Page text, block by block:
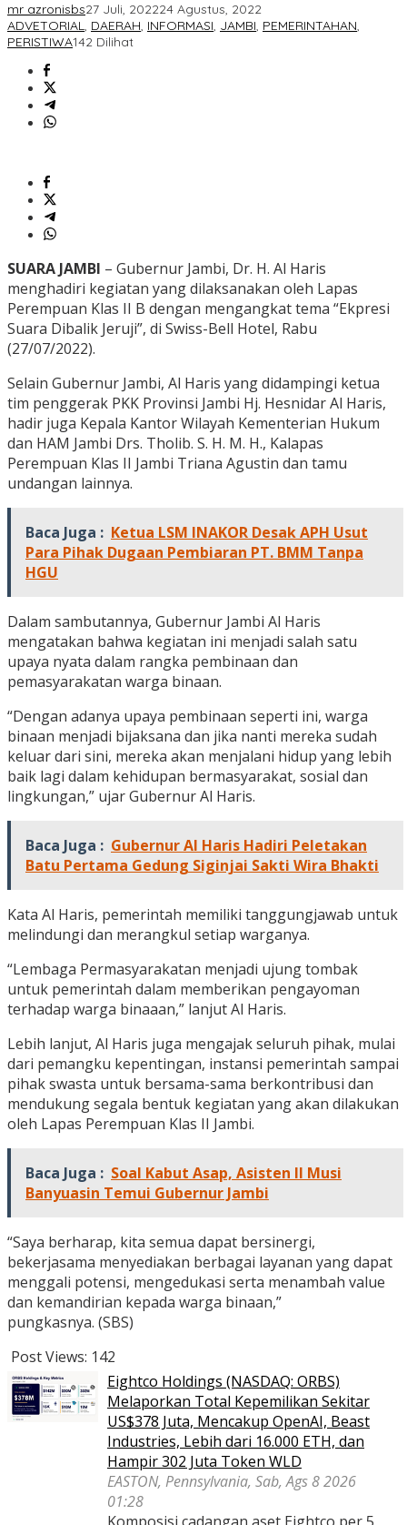
mr azronisbs27 Juli, 202224 Agustus, 2022
ADVETORIAL, DAERAH, INFORMASI, JAMBI, PEMERINTAHAN,
PERISTIWA142 Dilihat
SUARA JAMBI – Gubernur Jambi, Dr. H. Al Haris
menghadiri kegiatan yang dilaksanakan oleh Lapas
Perempuan Klas II B dengan mengangkat tema “Ekpresi
Suara Dibalik Jeruji”, di Swiss-Bell Hotel, Rabu
(27/07/2022).
Selain Gubernur Jambi, Al Haris yang didampingi ketua
tim penggerak PKK Provinsi Jambi Hj. Hesnidar Al Haris,
hadir juga Kepala Kantor Wilayah Kementerian Hukum
dan HAM Jambi Drs. Tholib. S. H. M. H., Kalapas
Perempuan Klas II Jambi Triana Agustin dan tamu
undangan lainnya.
Baca Juga : Ketua LSM INAKOR Desak APH Usut
Para Pihak Dugaan Pembiaran PT. BMM Tanpa
HGU
Dalam sambutannya, Gubernur Jambi Al Haris
mengatakan bahwa kegiatan ini menjadi salah satu
upaya nyata dalam rangka pembinaan dan
pemasyarakatan warga binaan.
“Dengan adanya upaya pembinaan seperti ini, warga
binaan menjadi bijaksana dan jika nanti mereka sudah
keluar dari sini, mereka akan menjalani hidup yang lebih
baik lagi dalam kehidupan bermasyarakat, sosial dan
lingkungan,” ujar Gubernur Al Haris.
Baca Juga : Gubernur Al Haris Hadiri Peletakan
Batu Pertama Gedung Siginjai Sakti Wira Bhakti
Kata Al Haris, pemerintah memiliki tanggungjawab untuk
melindungi dan merangkul setiap warganya.
“Lembaga Permasyarakatan menjadi ujung tombak
untuk pemerintah dalam memberikan pengayoman
terhadap warga binaaan,” lanjut Al Haris.
Lebih lanjut, Al Haris juga mengajak seluruh pihak, mulai
dari pemangku kepentingan, instansi pemerintah sampai
pihak swasta untuk bersama-sama berkontribusi dan
mendukung segala bentuk kegiatan yang akan dilakukan
oleh Lapas Perempuan Klas II Jambi.
Baca Juga : Soal Kabut Asap, Asisten II Musi
Banyuasin Temui Gubernur Jambi
“Saya berharap, kita semua dapat bersinergi,
bekerjasama menyediakan berbagai layanan yang dapat
menggali potensi, mengedukasi serta menambah value
dan kemandirian kepada warga binaan,”
pungkasnya. (SBS)
Post Views: 142
Eightco Holdings (NASDAQ: ORBS)
Melaporkan Total Kepemilikan Sekitar
US$378 Juta, Mencakup OpenAI, Beast
Industries, Lebih dari 16.000 ETH, dan
Hampir 302 Juta Token WLD
EASTON, Pennsylvania, Sab, Ags 8 2026
01:28